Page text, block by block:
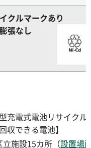
クルマークあり
張なし
型充電式電池リサイクル
収できる電池】
立施設15カ所（設置場